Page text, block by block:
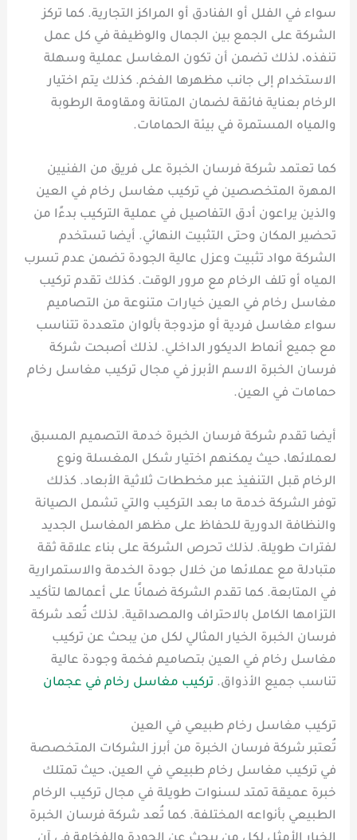
سواء في الفلل أو الفنادق أو المراكز التجارية. كما تركز
الشركة على الجمع بين الجمال والوظيفة في كل عمل
تنفذه، لذلك تضمن أن تكون المغاسل عملية وسهلة
الاستخدام إلى جانب مظهرها الفخم. كذلك يتم اختيار
الرخام بعناية فائقة لضمان المتانة ومقاومة الرطوبة
والمياه المستمرة في بيئة الحمامات.
كما تعتمد شركة فرسان الخبرة على فريق من الفنيين
المهرة المتخصصين في تركيب مغاسل رخام في العين
والذين يراعون أدق التفاصيل في عملية التركيب بدءًا من
تحضير المكان وحتى التثبيت النهائي. أيضا تستخدم
الشركة مواد تثبيت وعزل عالية الجودة تضمن عدم تسرب
المياه أو تلف الرخام مع مرور الوقت. كذلك تقدم تركيب
مغاسل رخام في العين خيارات متنوعة من التصاميم
سواء مغاسل فردية أو مزدوجة بألوان متعددة تتناسب
مع جميع أنماط الديكور الداخلي. لذلك أصبحت شركة
فرسان الخبرة الاسم الأبرز في مجال تركيب مغاسل رخام
حمامات في العين.
أيضا تقدم شركة فرسان الخبرة خدمة التصميم المسبق
لعملائها، حيث يمكنهم اختيار شكل المغسلة ونوع
الرخام قبل التنفيذ عبر مخططات ثلاثية الأبعاد. كذلك
توفر الشركة خدمة ما بعد التركيب والتي تشمل الصيانة
والنظافة الدورية للحفاظ على مظهر المغاسل الجديد
لفترات طويلة. لذلك تحرص الشركة على بناء علاقة ثقة
متبادلة مع عملائها من خلال جودة الخدمة والاستمرارية
في المتابعة. كما تقدم الشركة ضمانًا على أعمالها لتأكيد
التزامها الكامل بالاحتراف والمصداقية. لذلك تُعد شركة
فرسان الخبرة الخيار المثالي لكل من يبحث عن تركيب
مغاسل رخام في العين بتصاميم فخمة وجودة عالية
تناسب جميع الأذواق. تركيب مغاسل رخام في عجمان
تركيب مغاسل رخام طبيعي في العين
تُعتبر شركة فرسان الخبرة من أبرز الشركات المتخصصة
في تركيب مغاسل رخام طبيعي في العين، حيث تمتلك
خبرة عميقة تمتد لسنوات طويلة في مجال تركيب الرخام
الطبيعي بأنواعه المختلفة. كما تُعد شركة فرسان الخبرة